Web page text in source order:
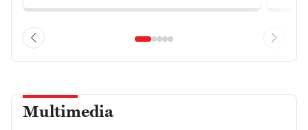
Multimedia